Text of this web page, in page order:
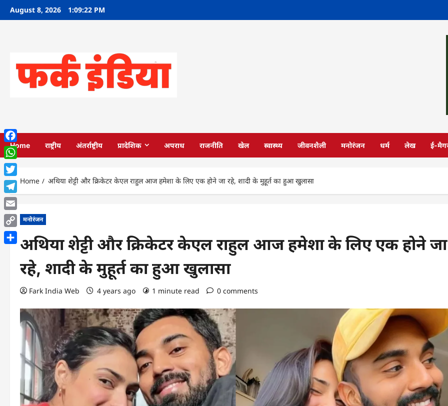
SkipAugust 8, 2026 1:09:23 PM
Home राष्ट्रीय अंतर्राष्ट्रीय प्रादेशिक अपराध राजनीति खेल स्वास्थ्य जीवनशैली मनोरंजन धर्म लेख ई-
Home अथिया शेट्टी और क्रिकेटर केएल राहुल आज हमेशा के लिए एक होने जा रहे, शादी के मुहूर्त का हुआ खुलासा
मनोरंजन
अथिया शेट्टी और क्रिकेटर केएल राहुल आज हमेशा के लिए एक होने जा
रहे, शादी के मुहूर्त का हुआ खुलासा
Fark India Web 4 years ago 1 minute read 0 comments
Facebook
WhatsApp
Twitter
Telegram
Email
Copy
Link
Share